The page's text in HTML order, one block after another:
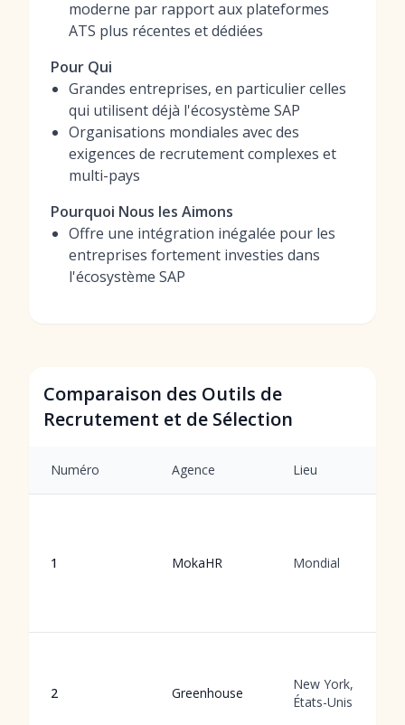
moderne par rapport aux plateformes
ATS plus récentes et dédiées
Pour Qui
Grandes entreprises, en particulier celles
qui utilisent déjà l'écosystème SAP
Organisations mondiales avec des
exigences de recrutement complexes et
multi-pays
Pourquoi Nous les Aimons
Offre une intégration inégalée pour les
entreprises fortement investies dans
l'écosystème SAP
Comparaison des Outils de
Recrutement et de Sélection
Numéro Agence Lieu
1 MokaHR Mondial
2 Greenhouse
New York,
États-Unis